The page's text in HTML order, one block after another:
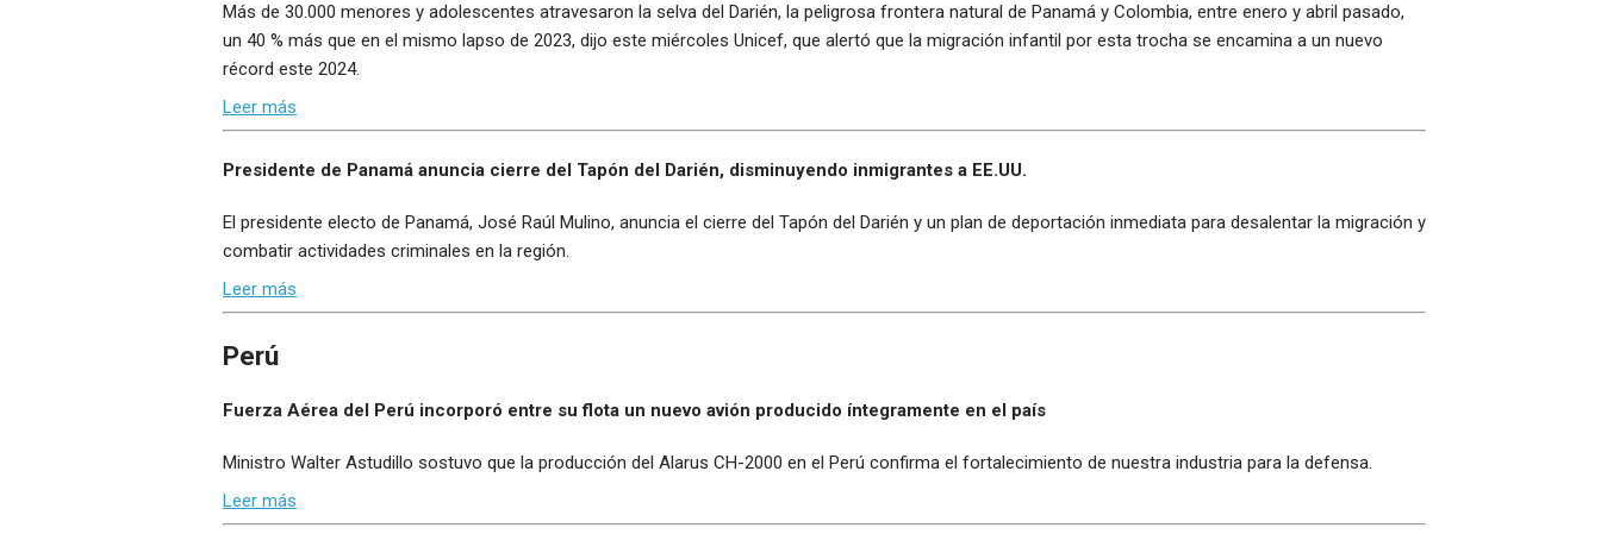
Más de 30.000 menores y adolescentes atravesaron la selva del Darién, la peligrosa frontera natural de Panamá y Colombia, entre enero y abril pasado,
un 40 % más que en el mismo lapso de 2023, dijo este miércoles Unicef, que alertó que la migración infantil por esta trocha se encamina a un nuevo
récord este 2024.
Leer más
Presidente de Panamá anuncia cierre del Tapón del Darién, disminuyendo inmigrantes a EE.UU.
El presidente electo de Panamá, José Raúl Mulino, anuncia el cierre del Tapón del Darién y un plan de deportación inmediata para desalentar la migración y
combatir actividades criminales en la región.
Leer más
Perú
Fuerza Aérea del Perú incorporó entre su flota un nuevo avión producido íntegramente en el país
Ministro Walter Astudillo sostuvo que la producción del Alarus CH-2000 en el Perú confirma el fortalecimiento de nuestra industria para la defensa.
Leer más